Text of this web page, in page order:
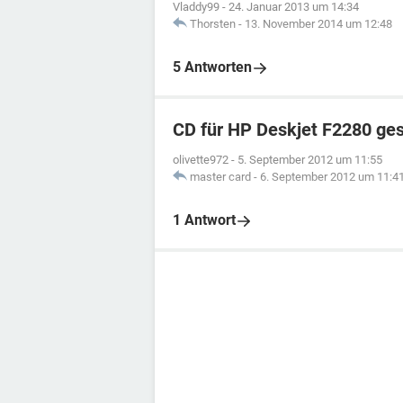
Vladdy99 - 24. Januar 2013 um 14:34
Thorsten - 13. November 2014 um 12:48
5 Antworten
CD für HP Deskjet F2280
olivette972 - 5. September 2012 um 11:55
master card - 6. September 2012 um 11:41
1 Antwort